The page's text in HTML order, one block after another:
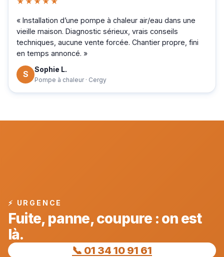
« Installation d’une pompe à chaleur air/eau dans une
vieille maison. Diagnostic sérieux, vrais conseils
techniques, aucune vente forcée. Chantier propre, fini
en temps annoncé. »
S Sophie L.
Pompe à chaleur · Cergy
⚡ URGENCE
Fuite, panne, coupure : on est
là.
📞 01 34 10 91 61